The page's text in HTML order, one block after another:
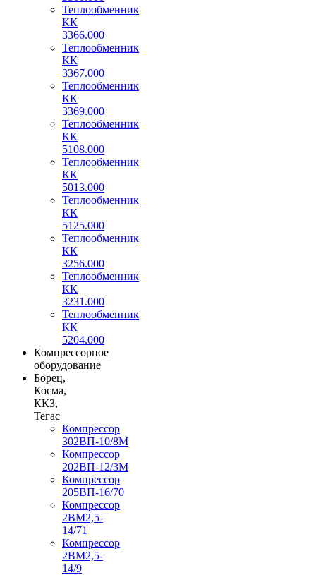
Теплообменник
КК
3366.000
Теплообменник
КК
3367.000
Теплообменник
КК
3369.000
Теплообменник
КК
5108.000
Теплообменник
КК
5013.000
Теплообменник
КК
5125.000
Теплообменник
КК
3256.000
Теплообменник
КК
3231.000
Теплообменник
КК
5204.000
Компрессорное
оборудование
Борец,
Косма,
ККЗ,
Тегас
Компрессор
302ВП-10/8М
Компрессор
202ВП-12/3М
Компрессор
205ВП-16/70
Компрессор
2ВМ2,5-
14/71
Компрессор
2ВМ2,5-
14/9